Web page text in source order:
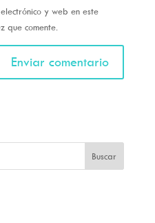
y web en este
comente.